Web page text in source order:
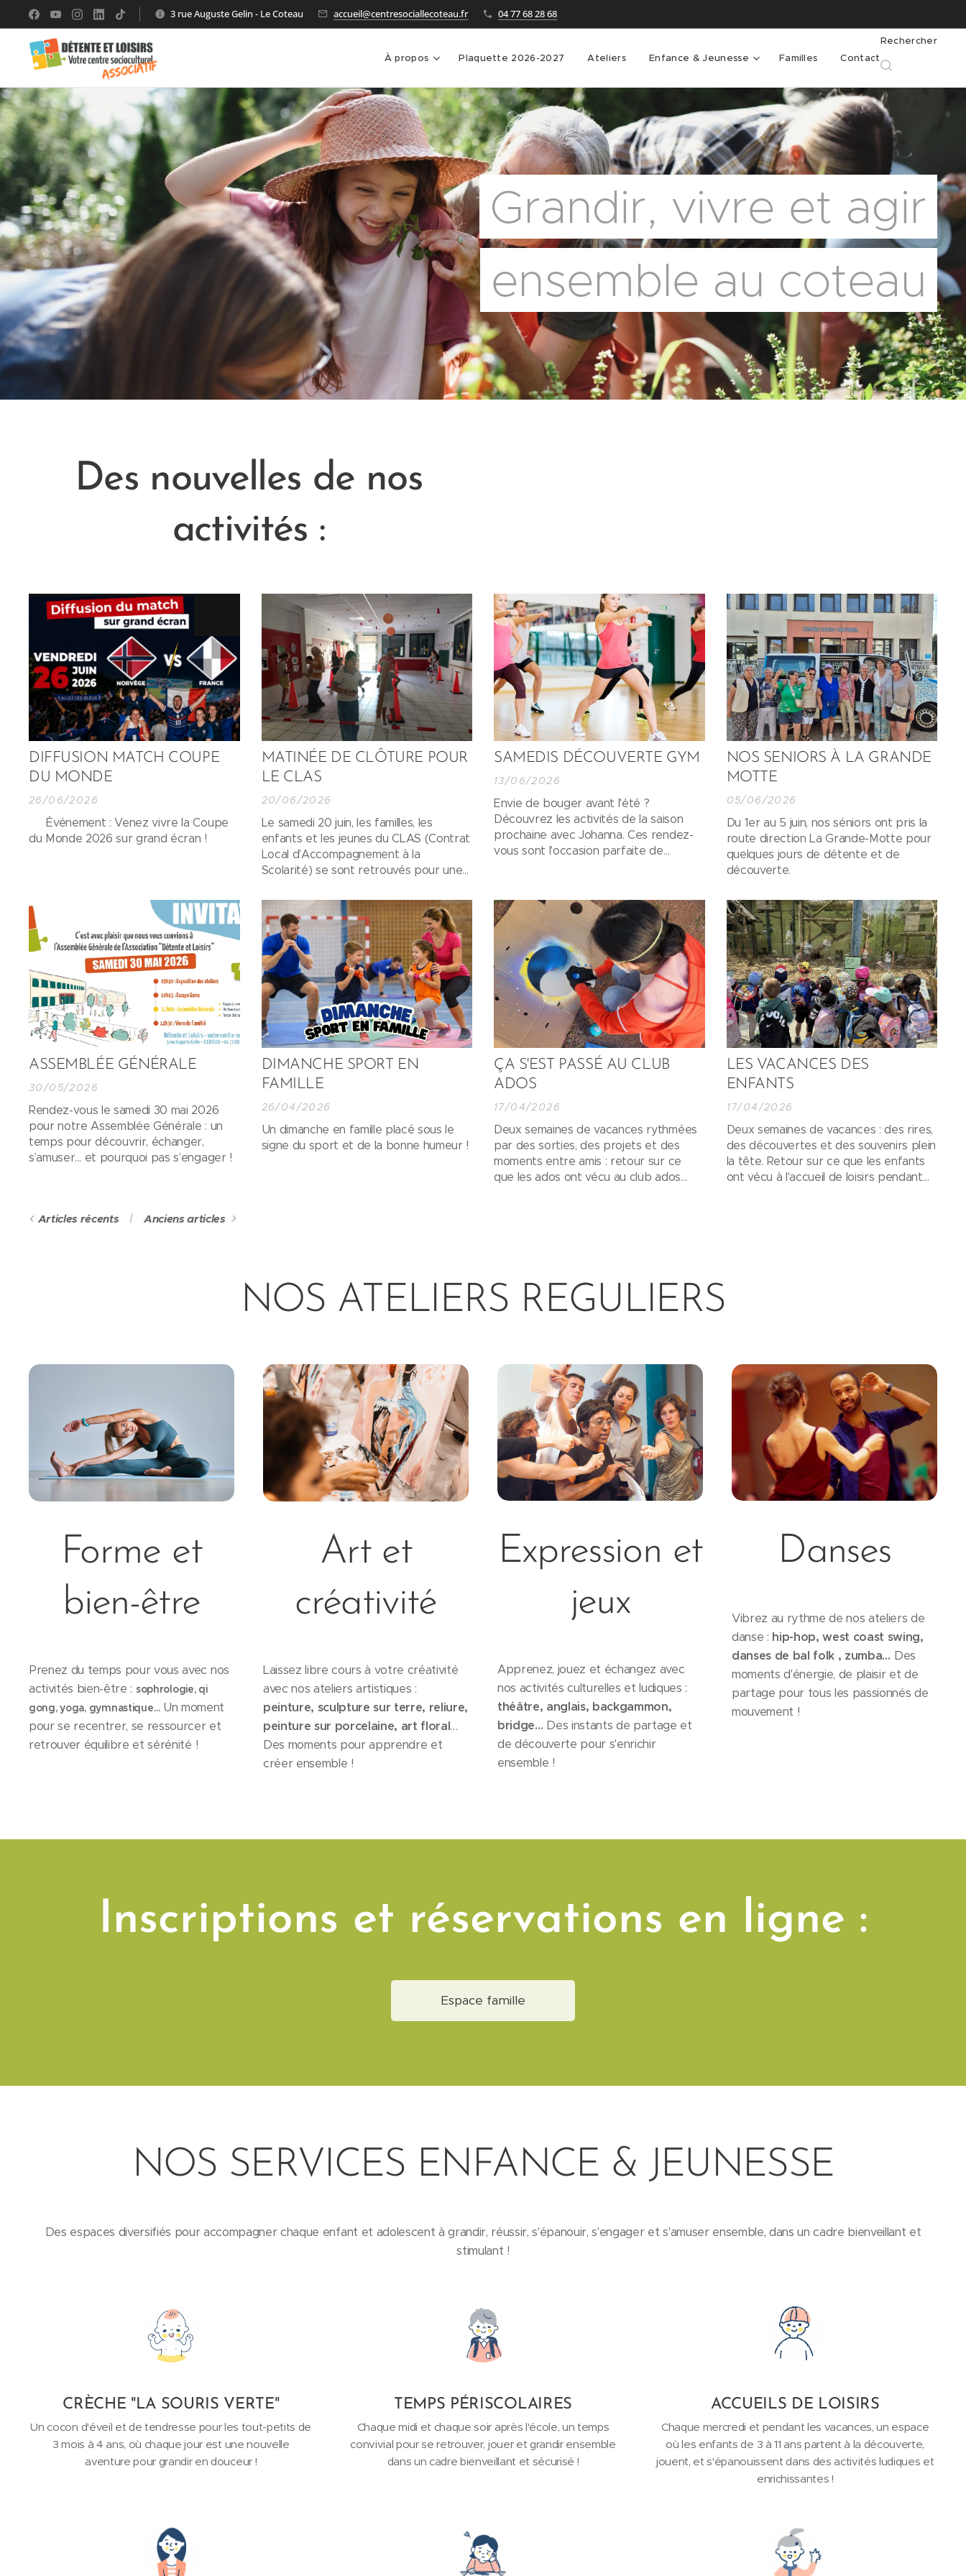
3 rue Auguste Gelin - Le Coteau accueil@centresociallecoteau.fr 04 77 68 28 68
À propos Plaquette 2026-2027 Ateliers Enfance & Jeunesse Familles Contact
Rechercher
Grandir, vivre et agir
ensemble au coteau
Des nouvelles de nos
activités :
DIFFUSION MATCH COUPE
DU MONDE
26/06/2026
🏆 Événement : Venez vivre la Coupe
du Monde 2026 sur grand écran !
MATINÉE DE CLÔTURE POUR
LE CLAS
20/06/2026
Le samedi 20 juin, les familles, les
enfants et les jeunes du CLAS (Contrat
Local d'Accompagnement à la
Scolarité) se sont retrouvés pour une
année riche en découvertes, en
apprentissages et en réussites.
SAMEDIS DÉCOUVERTE GYM
13/06/2026
Envie de bouger avant l'été ?
Découvrez les activités de la saison
prochaine avec Johanna. Ces rendez-
vous sont l'occasion parfaite de
participants et de partager un moment
agréable ensemble.
NOS SENIORS À LA GRANDE
MOTTE
05/06/2026
Du 1er au 5 juin, nos séniors ont pris la
route direction La Grande-Motte pour
quelques jours de détente et de
découverte.
ASSEMBLÉE GÉNÉRALE
30/05/2026
Rendez-vous le samedi 30 mai 2026
pour notre Assemblée Générale : un
temps pour découvrir, échanger,
s’amuser… et pourquoi pas s’engager !
DIMANCHE SPORT EN
FAMILLE
26/04/2026
Un dimanche en famille placé sous le
signe du sport et de la bonne humeur !
ÇA S'EST PASSÉ AU CLUB
ADOS
17/04/2026
Deux semaines de vacances rythmées
par des sorties, des projets et des
moments entre amis : retour sur ce
que les ados ont vécu au club ados
LES VACANCES DES
ENFANTS
17/04/2026
Deux semaines de vacances : des rires,
des découvertes et des souvenirs plein
la tête. Retour sur ce que les enfants
ont vécu à l'accueil de loisirs pendant
Articles récents
Anciens articles
NOS ATELIERS REGULIERS
Forme et
bien-être
Prenez du temps pour vous avec nos
activités bien-être : sophrologie, qi
gong, yoga, gymnastique… Un moment
pour se recentrer, se ressourcer et
retrouver équilibre et sérénité !
Art et
créativité
Laissez libre cours à votre créativité
avec nos ateliers artistiques :
peinture, sculpture sur terre, reliure,
peinture sur porcelaine, art floral…
Des moments pour apprendre et
créer ensemble !
Expression et
jeux
Apprenez, jouez et échangez avec
nos activités culturelles et ludiques :
théâtre, anglais, backgammon,
bridge… Des instants de partage et
de découverte pour s'enrichir
ensemble !
Danses
Vibrez au rythme de nos ateliers de
danse : hip-hop, west coast swing,
danses de bal folk , zumba… Des
moments d'énergie, de plaisir et de
partage pour tous les passionnés de
mouvement !
Inscriptions et réservations en ligne :
Espace famille
NOS SERVICES ENFANCE & JEUNESSE
Des espaces diversifiés pour accompagner chaque enfant et adolescent à grandir, réussir, s'épanouir, s'engager et s'amuser ensemble, dans un cadre bienveillant et
stimulant !
CRÈCHE "LA SOURIS VERTE"
Un cocon d'éveil et de tendresse pour les tout-petits de
3 mois à 4 ans, où chaque jour est une nouvelle
aventure pour grandir en douceur !
TEMPS PÉRISCOLAIRES
Chaque midi et chaque soir après l'école, un temps
convivial pour se retrouver, jouer et grandir ensemble
dans un cadre bienveillant et sécurisé !
ACCUEILS DE LOISIRS
Chaque mercredi et pendant les vacances, un espace
où les enfants de 3 à 11 ans partent à la découverte,
jouent, et s'épanouissent dans des activités ludiques et
enrichissantes !